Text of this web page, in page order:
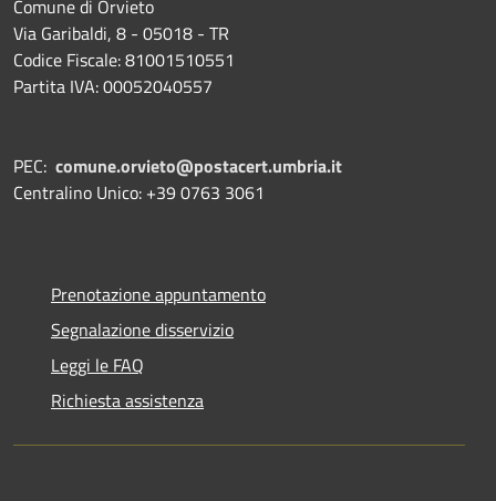
Comune di Orvieto
Via Garibaldi, 8 - 05018 - TR
Codice Fiscale: 81001510551
Partita IVA: 00052040557
PEC: comune.orvieto@postacert.umbria.it
Centralino Unico: +39 0763 3061
Prenotazione appuntamento
Segnalazione disservizio
Leggi le FAQ
Richiesta assistenza